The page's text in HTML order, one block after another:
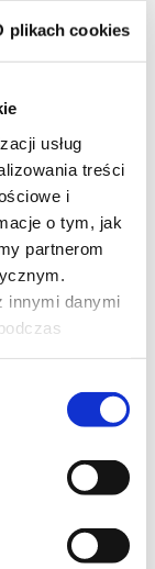
plikach cookies
usług
treści
i
o tym, jak
partnerom
innymi danymi
Andy’ego,
Blunt i Stanley
Jorku i do
oczekiwanej
ukształtował